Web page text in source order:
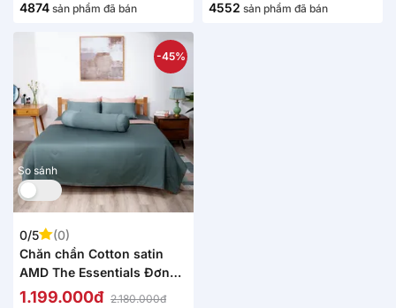
4874 sản phẩm đã bán 4552 sản phẩm đã bán
So sánh
-45%
0/5
(0)
Chăn chần Cotton satin
AMD The Essentials Đơn
Sắc
1.199.000đ 2.180.000đ